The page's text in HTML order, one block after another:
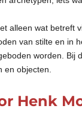
alleen wat betreft
van stilte en in
worden. Bij
en objecten.
Henk